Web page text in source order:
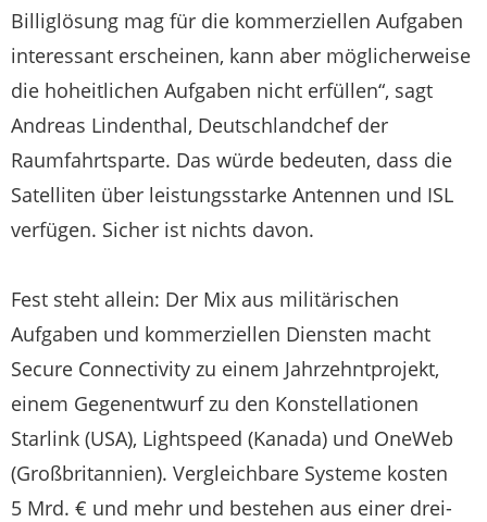
Billiglösung mag für die kommerziellen Aufgaben
interessant erscheinen, kann aber möglicherweise
die hoheitlichen Aufgaben nicht erfüllen“, sagt
Andreas Lindenthal, Deutschlandchef der
Raumfahrtsparte. Das würde bedeuten, dass die
Satelliten über leistungsstarke Antennen und ISL
verfügen. Sicher ist nichts davon.
Fest steht allein: Der Mix aus militärischen
Aufgaben und kommerziellen Diensten macht
Secure Connectivity zu einem Jahrzehntprojekt,
einem Gegenentwurf zu den Konstellationen
Starlink (USA), Lightspeed (Kanada) und OneWeb
(Großbritannien). Vergleichbare Systeme kosten
5 Mrd. € und mehr und bestehen aus einer drei-